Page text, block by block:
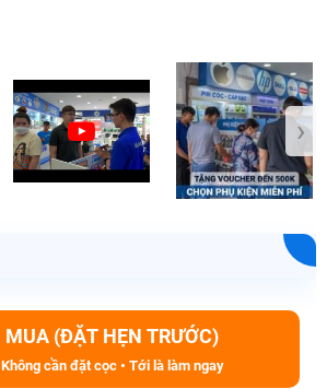
›
MUA (ĐẶT HẸN TRƯỚC)
Không cần đặt cọc • Tới là làm ngay